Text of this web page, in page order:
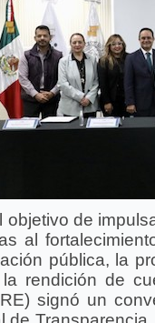
objetivo de
al
pública, la
rendición de
signó un